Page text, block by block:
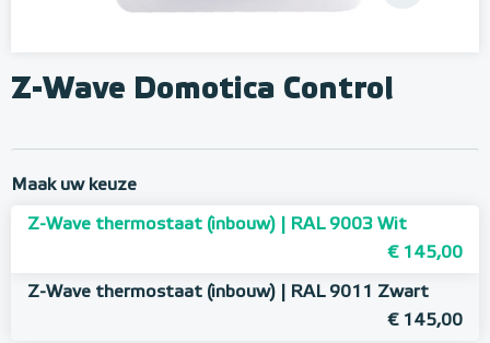
Z-Wave Domotica Control
Maak uw keuze
Z-Wave thermostaat (inbouw) | RAL 9003 Wit
€ 145,00
Z-Wave thermostaat (inbouw) | RAL 9011 Zwart
€ 145,00